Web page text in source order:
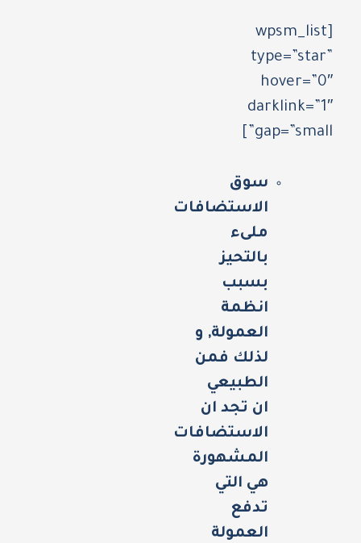
[wpsm_list
type=”star”
hover=”0″
darklink=”1″
gap=”small”]
سوق
الاستضافات
ملىء
بالتحيز
بسبب
انظمة
العمولة, و
لذلك فمن
الطبيعي
ان تجد ان
الاستضافات
المشهورة
هي التي
تدفع
العمولة